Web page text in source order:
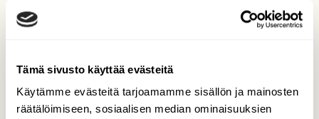
Tämä sivusto käyttää evästeitä
Käytämme evästeitä tarjoamamme sisällön ja mainosten
räätälöimiseen, sosiaalisen median ominaisuuksien